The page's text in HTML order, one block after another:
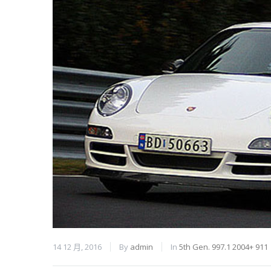
14 12 月, 2016 By admin In 5th Gen. 997.1 2004+ 911